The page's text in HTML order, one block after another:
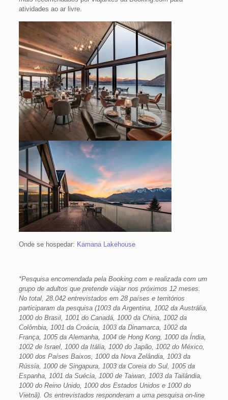
atividades ao ar livre.
Onde se hospedar: Kamana Lakehouse
*Pesquisa encomendada pela Booking.com e realizada com um
grupo de adultos que pretende viajar nos próximos 12 meses.
No total, 28.042 entrevistados em 28 países e territórios
participaram da pesquisa (1003 da Argentina, 1002 da Austrália,
1000 do Brasil, 1001 do Canadá, 1000 da China, 1002 da
Colômbia, 1001 da Croácia, 1003 da Dinamarca, 1002 da
França, 1005 da Alemanha, 1004 de Hong Kong, 1000 da Índia,
1002 de Israel, 1000 da Itália, 1000 do Japão, 1002 do México,
1000 dos Países Baixos, 1000 da Nova Zelândia, 1003 da
Rússia, 1000 de Singapura, 1003 da Coreia do Sul, 1005 da
Espanha, 1001 da Suécia, 1000 de Taiwan, 1003 da Tailândia,
1000 do Reino Unido, 1000 dos Estados Unidos e 1000 do
Vietnã). Os entrevistados responderam a uma pesquisa on-line